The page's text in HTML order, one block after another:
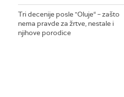
Tri decenije posle "Oluje“ – zašto
nema pravde za žrtve, nestale i
njihove porodice